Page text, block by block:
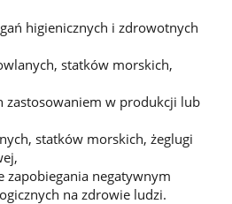
higienicznych i zdrowotnych
statków morskich,
zastosowaniem w produkcji lub
statków morskich, żeglugi
zapobiegania negatywnym
na zdrowie ludzi.